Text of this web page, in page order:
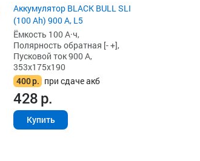
Аккумулятор BLACK BULL SLI
(100 Ah) 900 А, L5
Ёмкость 100 А·ч,
Полярность обратная [- +],
Пусковой ток 900 А,
353x175x190
400р. при сдаче акб
428р.
Купить